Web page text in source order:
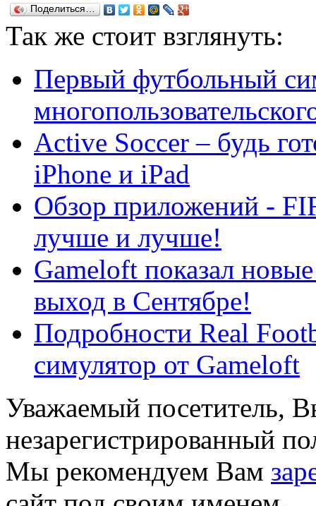
Поделиться…
Так же стоит взглянуть:
Первый футбольный
Active Soccer – будь
iPhone и iPad
Обзор приложений -
лучше и лучше!
Gameloft показал
выход в Сентябре!
Подробности Real
симулятор от Gameloft
Уважаемый посетитель,
незарегистрированный
Мы рекомендуем Вам